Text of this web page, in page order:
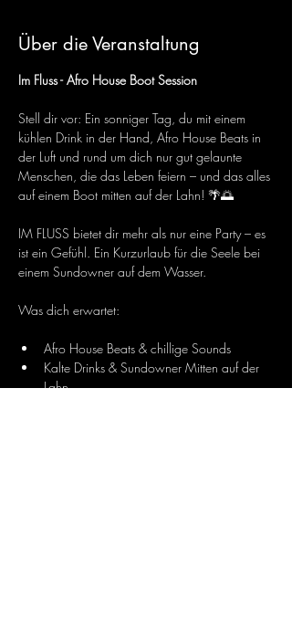
Über die Veranstaltung
Im Fluss - Afro House Boot Session
Stell dir vor: Ein sonniger Tag, du mit einem
kühlen Drink in der Hand, Afro House Beats in
der Luft und rund um dich nur gut gelaunte
Menschen, die das Leben feiern – und das alles
auf einem Boot mitten auf der Lahn! 🌴🌅
IM FLUSS bietet dir mehr als nur eine Party – es
ist ein Gefühl. Ein Kurzurlaub für die Seele bei
einem Sundowner auf dem Wasser.
Was dich erwartet:
Afro House Beats & chillige Sounds
Kalte Drinks & Sundowner Mitten auf der
Lahn